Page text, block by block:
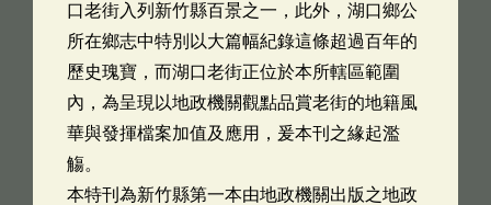
口老街入列新竹縣百景之一，此外，湖口鄉公
所在鄉志中特別以大篇幅紀錄這條超過百年的
歷史瑰寶，而湖口老街正位於本所轄區範圍
內，為呈現以地政機關觀點品賞老街的地籍風
華與發揮檔案加值及應用，爰本刊之緣起濫
觴。
本特刊為新竹縣第一本由地政機關出版之地政